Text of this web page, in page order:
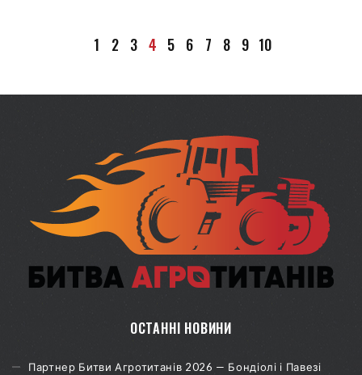
1 2 3 4 5 6 7 8 9 10
ОСТАННІ НОВИНИ
Партнер Битви Агротитанів 2026 — Бондіолі і Павезі